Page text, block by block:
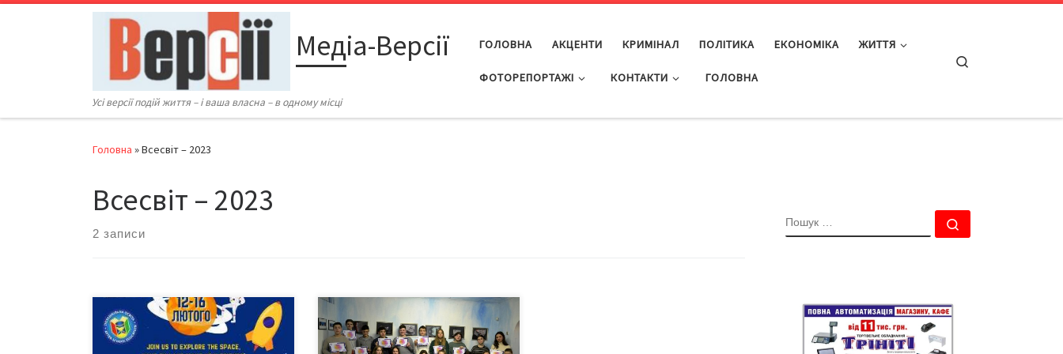
Перейти до вмісту
Медіа-Версії
Усі версії подій життя – і ваша власна – в одному місці
ГОЛОВНА АКЦЕНТИ КРИМІНАЛ ПОЛІТИКА ЕКОНОМІКА ЖИТТЯ
ФОТОРЕПОРТАЖІ КОНТАКТИ ГОЛОВНА
Головна »Всесвіт – 2023
Всесвіт – 2023
2 записи
Від 12 до 16 лютого 2024-го у
Чернівцях відбудеться Міжнародна
освітньо-наукова конференція
Від 27 лютого і до 3 березня 2023-
го у Чернівецькому музеї авіації та
космонавтики тривала робота ХІV
ПОШУК